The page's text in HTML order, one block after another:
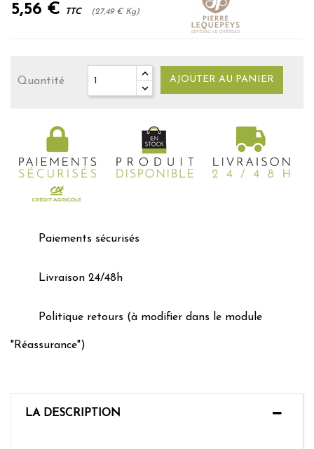
5,56 € TTC (27,49 € Kg)
Quantité AJOUTER AU PANIER
Paiements sécurisés
Livraison 24/48h
Politique retours (à modifier dans le module
"Réassurance")
LA DESCRIPTION